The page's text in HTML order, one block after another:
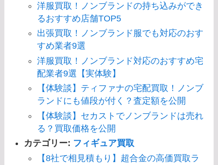
洋服買取！ノンブランドの持ち込みができ
るおすすめ店舗TOP5
出張買取！ノンブランド服でも対応のおす
すめ業者9選
洋服買取！ノンブランド対応のおすすめ宅
配業者9選【実体験】
【体験談】ティファナの宅配買取！ノンブ
ランドにも値段が付く？査定額を公開
【体験談】セカストでノンブランドは売れ
る？買取価格を公開
カテゴリー: フィギュア買取
【8社で相見積もり】超合金の高価買取ラ